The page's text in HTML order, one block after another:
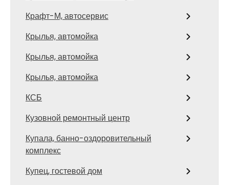
Крафт-М, автосервис
Крылья, автомойка
Крылья, автомойка
Крылья, автомойка
КСБ
Кузовной ремонтный центр
Купала, банно-оздоровительный
комплекс
Купец, гостевой дом